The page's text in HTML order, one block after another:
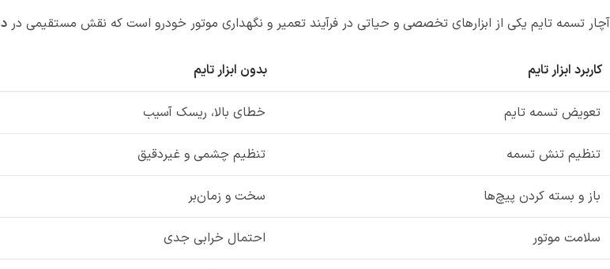
آچار تسمه تایم یکی از ابزارهای تخصصی و حیاتی در فرآیند تعمیر و نگهداری موتور خودرو است که نقش مستقیمی در
کاربرد ابزار تایم بدون ابزار تایم
تعویض تسمه تایم خطای بالا، ریسک آسیب
تنظیم تنش تسمه تنظیم چشمی و غیردقیق
باز و بسته کردن پیچ‌ها سخت و زمان‌بر
سلامت موتور احتمال خرابی جدی